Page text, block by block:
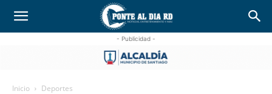
- Publicidad -
Inicio Deportes